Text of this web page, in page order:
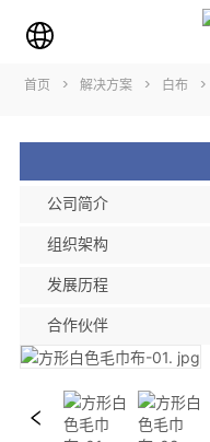
首页 > 解决方案 > 白布 >
公司简介
组织架构
发展历程
合作伙伴